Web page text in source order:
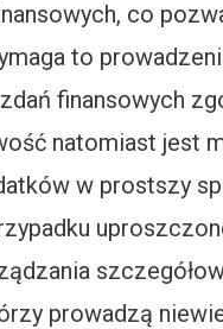
co
to
finansowych
natomiast jest
w prostszy
prowadzą